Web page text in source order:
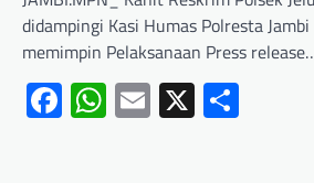
didampingi Kasi Humas Polresta
memimpin Pelaksanaan Press
Facebook
WhatsApp
Email
X